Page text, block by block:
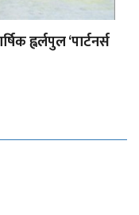
ह्वर्लपुल ‘पार्टनर्स